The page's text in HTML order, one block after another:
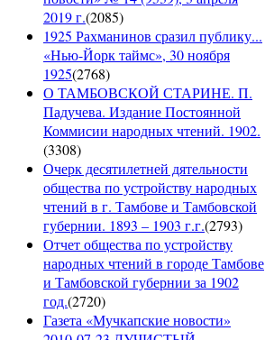
2019 г.(2085)
1925 Рахманинов сразил публику...
«Нью-Йорк таймс», 30 ноября
1925(2768)
О ТАМБОВСКОЙ СТАРИНЕ. П.
Падучева. Издание Постоянной
Коммисии народных чтений. 1902.
(3308)
Очерк десятилетней дятельности
общества по устройству народных
чтений в г. Тамбове и Тамбовской
губернии. 1893 – 1903 г.г.(2793)
Отчет общества по устройству
народных чтений в городе Тамбове
и Тамбовской губернии за 1902
год.(2720)
Газета «Мучкапские новости»